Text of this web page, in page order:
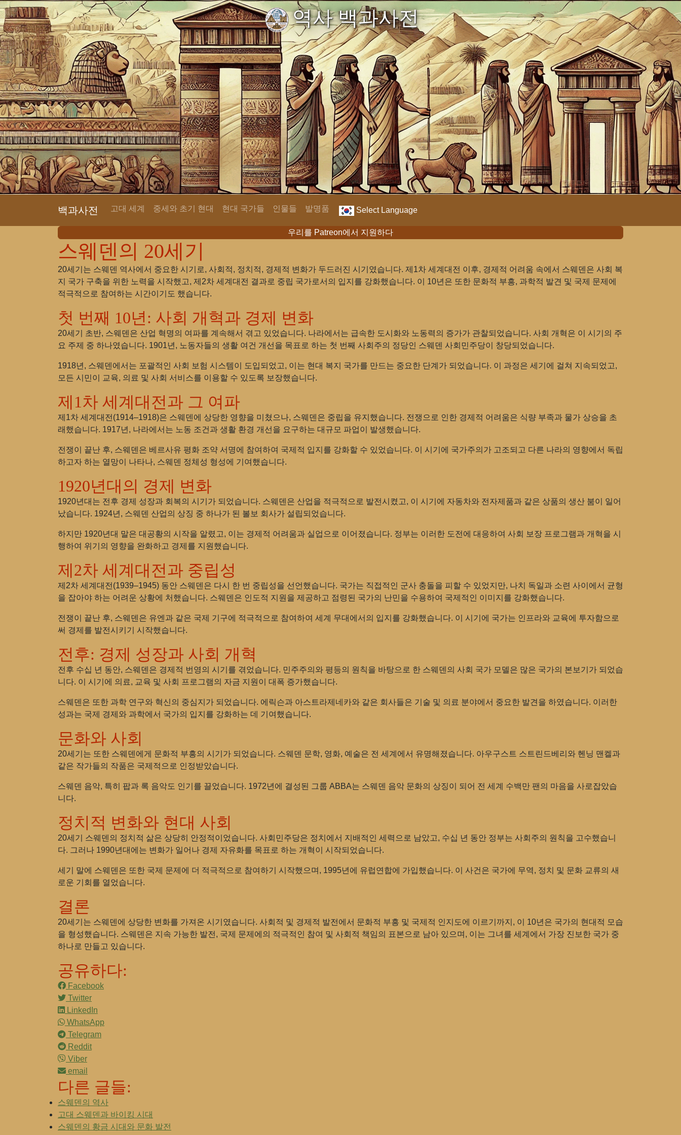
역사 백과사전
백과사전 고대 세계 중세와 초기 현대 현대 국가들 인물들 발명품 Select Language
우리를 Patreon에서 지원하다
스웨덴의 20세기
20세기는 스웨덴 역사에서 중요한 시기로, 사회적, 정치적, 경제적 변화가 두드러진 시기였습니다. 제1차 세계대전 이후, 경제적 어려움 속에서 스웨덴은 사회 복
지 국가 구축을 위한 노력을 시작했고, 제2차 세계대전 결과로 중립 국가로서의 입지를 강화했습니다. 이 10년은 또한 문화적 부흥, 과학적 발견 및 국제 문제에
적극적으로 참여하는 시간이기도 했습니다.
첫 번째 10년: 사회 개혁과 경제 변화
20세기 초반, 스웨덴은 산업 혁명의 여파를 계속해서 겪고 있었습니다. 나라에서는 급속한 도시화와 노동력의 증가가 관찰되었습니다. 사회 개혁은 이 시기의 주
요 주제 중 하나였습니다. 1901년, 노동자들의 생활 여건 개선을 목표로 하는 첫 번째 사회주의 정당인 스웨덴 사회민주당이 창당되었습니다.
1918년, 스웨덴에서는 포괄적인 사회 보험 시스템이 도입되었고, 이는 현대 복지 국가를 만드는 중요한 단계가 되었습니다. 이 과정은 세기에 걸쳐 지속되었고,
모든 시민이 교육, 의료 및 사회 서비스를 이용할 수 있도록 보장했습니다.
제1차 세계대전과 그 여파
제1차 세계대전(1914–1918)은 스웨덴에 상당한 영향을 미쳤으나, 스웨덴은 중립을 유지했습니다. 전쟁으로 인한 경제적 어려움은 식량 부족과 물가 상승을 초
래했습니다. 1917년, 나라에서는 노동 조건과 생활 환경 개선을 요구하는 대규모 파업이 발생했습니다.
전쟁이 끝난 후, 스웨덴은 베르사유 평화 조약 서명에 참여하여 국제적 입지를 강화할 수 있었습니다. 이 시기에 국가주의가 고조되고 다른 나라의 영향에서 독립
하고자 하는 열망이 나타나, 스웨덴 정체성 형성에 기여했습니다.
1920년대의 경제 변화
1920년대는 전후 경제 성장과 회복의 시기가 되었습니다. 스웨덴은 산업을 적극적으로 발전시켰고, 이 시기에 자동차와 전자제품과 같은 상품의 생산 붐이 일어
났습니다. 1924년, 스웨덴 산업의 상징 중 하나가 된 볼보 회사가 설립되었습니다.
하지만 1920년대 말은 대공황의 시작을 알렸고, 이는 경제적 어려움과 실업으로 이어졌습니다. 정부는 이러한 도전에 대응하여 사회 보장 프로그램과 개혁을 시
행하여 위기의 영향을 완화하고 경제를 지원했습니다.
제2차 세계대전과 중립성
제2차 세계대전(1939–1945) 동안 스웨덴은 다시 한 번 중립성을 선언했습니다. 국가는 직접적인 군사 충돌을 피할 수 있었지만, 나치 독일과 소련 사이에서 균형
을 잡아야 하는 어려운 상황에 처했습니다. 스웨덴은 인도적 지원을 제공하고 점령된 국가의 난민을 수용하여 국제적인 이미지를 강화했습니다.
전쟁이 끝난 후, 스웨덴은 유엔과 같은 국제 기구에 적극적으로 참여하여 세계 무대에서의 입지를 강화했습니다. 이 시기에 국가는 인프라와 교육에 투자함으로
써 경제를 발전시키기 시작했습니다.
전후: 경제 성장과 사회 개혁
전후 수십 년 동안, 스웨덴은 경제적 번영의 시기를 겪었습니다. 민주주의와 평등의 원칙을 바탕으로 한 스웨덴의 사회 국가 모델은 많은 국가의 본보기가 되었습
니다. 이 시기에 의료, 교육 및 사회 프로그램의 자금 지원이 대폭 증가했습니다.
스웨덴은 또한 과학 연구와 혁신의 중심지가 되었습니다. 에릭슨과 아스트라제네카와 같은 회사들은 기술 및 의료 분야에서 중요한 발견을 하였습니다. 이러한
성과는 국제 경제와 과학에서 국가의 입지를 강화하는 데 기여했습니다.
문화와 사회
20세기는 또한 스웨덴에게 문화적 부흥의 시기가 되었습니다. 스웨덴 문학, 영화, 예술은 전 세계에서 유명해졌습니다. 아우구스트 스트린드베리와 헨닝 맨켈과
같은 작가들의 작품은 국제적으로 인정받았습니다.
스웨덴 음악, 특히 팝과 록 음악도 인기를 끌었습니다. 1972년에 결성된 그룹 ABBA는 스웨덴 음악 문화의 상징이 되어 전 세계 수백만 팬의 마음을 사로잡았습
니다.
정치적 변화와 현대 사회
20세기 스웨덴의 정치적 삶은 상당히 안정적이었습니다. 사회민주당은 정치에서 지배적인 세력으로 남았고, 수십 년 동안 정부는 사회주의 원칙을 고수했습니
다. 그러나 1990년대에는 변화가 일어나 경제 자유화를 목표로 하는 개혁이 시작되었습니다.
세기 말에 스웨덴은 또한 국제 문제에 더 적극적으로 참여하기 시작했으며, 1995년에 유럽연합에 가입했습니다. 이 사건은 국가에 무역, 정치 및 문화 교류의 새
로운 기회를 열었습니다.
결론
20세기는 스웨덴에 상당한 변화를 가져온 시기였습니다. 사회적 및 경제적 발전에서 문화적 부흥 및 국제적 인지도에 이르기까지, 이 10년은 국가의 현대적 모습
을 형성했습니다. 스웨덴은 지속 가능한 발전, 국제 문제에의 적극적인 참여 및 사회적 책임의 표본으로 남아 있으며, 이는 그녀를 세계에서 가장 진보한 국가 중
하나로 만들고 있습니다.
공유하다:
Facebook
Twitter
LinkedIn
WhatsApp
Telegram
Reddit
Viber
email
다른 글들:
스웨덴의 역사
고대 스웨덴과 바이킹 시대
스웨덴의 황금 시대와 문화 발전